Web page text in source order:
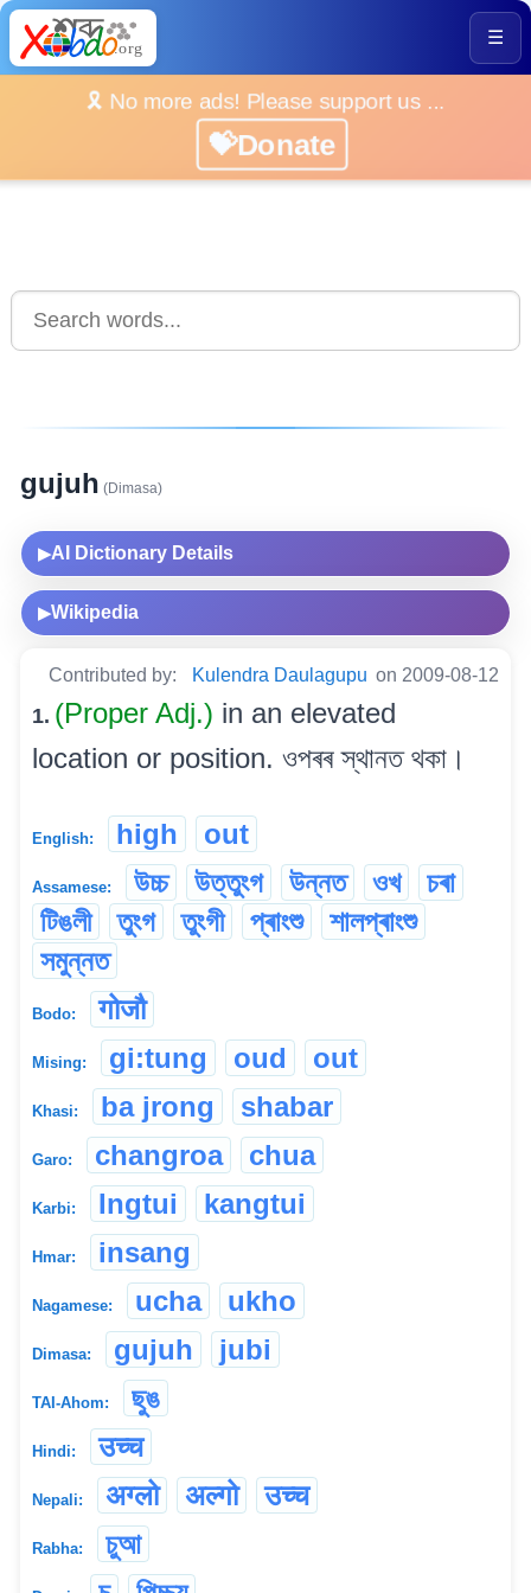
☰
🎗️ No more ads! Please support us ...
💝Donate
gujuh (Dimasa)
▶AI Dictionary Details
▶Wikipedia
Contributed by: Kulendra Daulagupu on 2009-08-12
1. (Proper Adj.) in an elevated
location or position. ওপৰৰ স্থানত থকা।
English: high out
Assamese: উচ্চ উত্তুংগ উন্নত ওখ
চৰা
টিঙলী
তুংগ তুংগী প্ৰাংশু
শালপ্ৰাংশু
সমুন্নত
Bodo: गोजौ
Mising: gi:tung oud out
Khasi: ba jrong shabar
Garo: changroa chua
Karbi: Ingtui kangtui
Hmar: insang
Nagamese: ucha ukho
Dimasa: gujuh jubi
TAI-Ahom: ছুঙ
Hindi: उच्च
Nepali: अग्लो अल्गो उच्च
Rabha: চুআ